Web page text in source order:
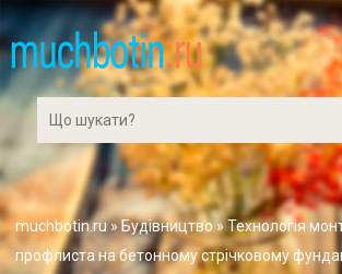
muchbotin.ru»Будівництво» Технологія
профлиста на бетонному стрічковому